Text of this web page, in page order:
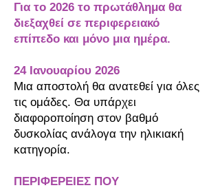
Για το 2026 το πρωτάθλημα θα
διεξαχθεί σε περιφερειακό
επίπεδο και μόνο μια ημέρα.
24 Ιανουαρίου 2026
Μια αποστολή θα ανατεθεί για όλες
τις ομάδες. Θα υπάρχει
διαφοροποίηση στον βαθμό
δυσκολίας ανάλογα την ηλικιακή
κατηγορία.
ΠΕΡΙΦΕΡΕΙΕΣ ΠΟΥ